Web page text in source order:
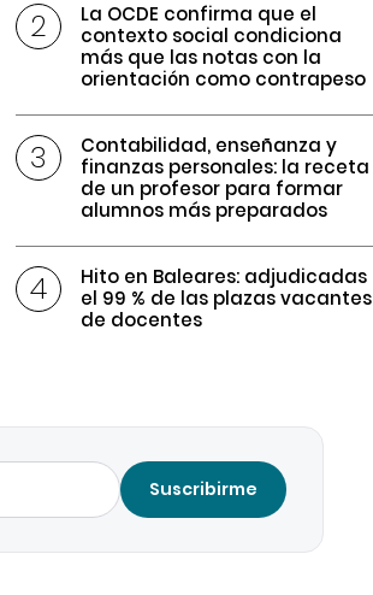
La OCDE confirma que el
contexto social condiciona
más que las notas con la
orientación como contrapeso
Contabilidad, enseñanza y
finanzas personales: la receta
de un profesor para formar
alumnos más preparados
Hito en Baleares: adjudicadas
el 99 % de las plazas vacantes
de docentes
Suscribirme